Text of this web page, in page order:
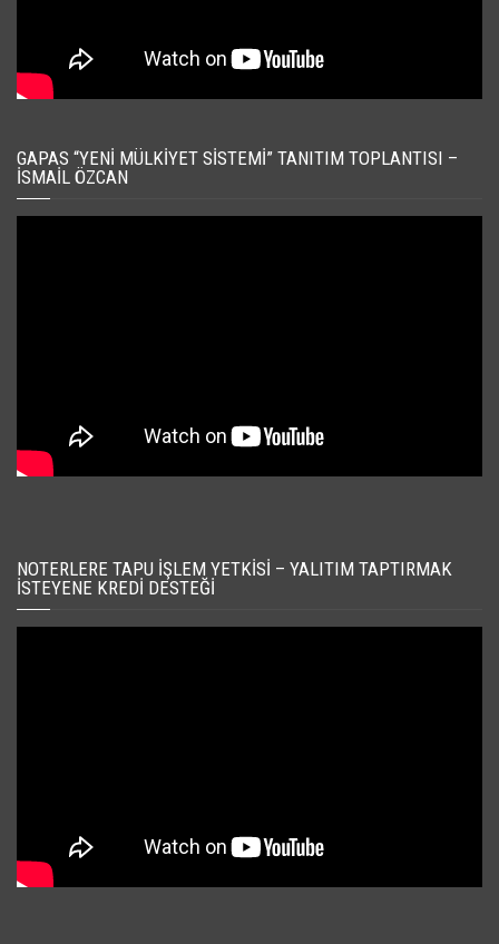
GAPAS “YENI MÜLKIYET SISTEMI” TANITIM TOPLANTISI –
İSMAIL ÖZCAN
NOTERLERE TAPU İŞLEM YETKISI – YALITIM TAPTIRMAK
İSTEYENE KREDI DESTEĞI